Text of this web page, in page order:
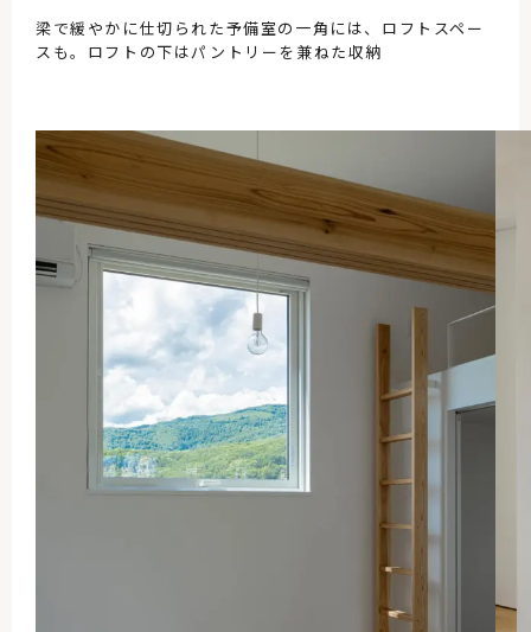
梁で緩やかに仕切られた予備室の一角には、ロフトスペー
スも。ロフトの下はパントリーを兼ねた収納